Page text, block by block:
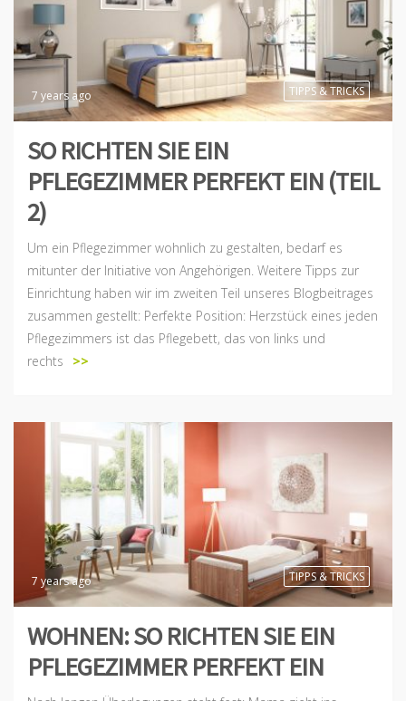
TIPPS & TRICKS
7 years ago
SO RICHTEN SIE EIN
PFLEGEZIMMER PERFEKT EIN (TEIL
2)
Um ein Pflegezimmer wohnlich zu gestalten, bedarf es
mitunter der Initiative von Angehörigen. Weitere Tipps zur
Einrichtung haben wir im zweiten Teil unseres Blogbeitrages
zusammen gestellt: Perfekte Position: Herzstück eines jeden
Pflegezimmers ist das Pflegebett, das von links und
rechts
>>
TIPPS & TRICKS
7 years ago
WOHNEN: SO RICHTEN SIE EIN
PFLEGEZIMMER PERFEKT EIN